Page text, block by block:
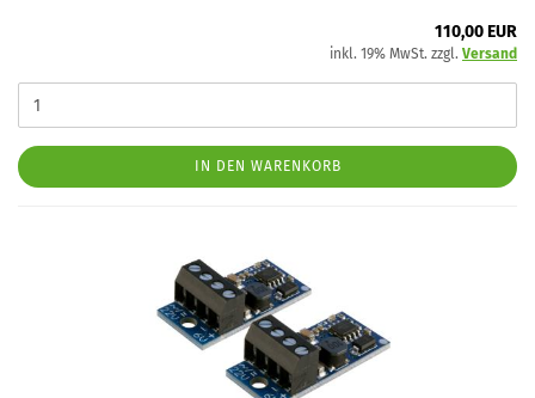
110,00 EUR
inkl. 19% MwSt. zzgl. Versand
IN DEN WARENKORB